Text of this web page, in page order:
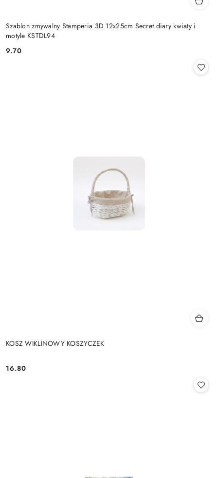
Szablon zmywalny Stamperia 3D 12x25cm Secret diary kwiaty i
motyle KSTDL94
Cena:
9.70
KOSZ WIKLINOWY KOSZYCZEK
Cena:
16.80